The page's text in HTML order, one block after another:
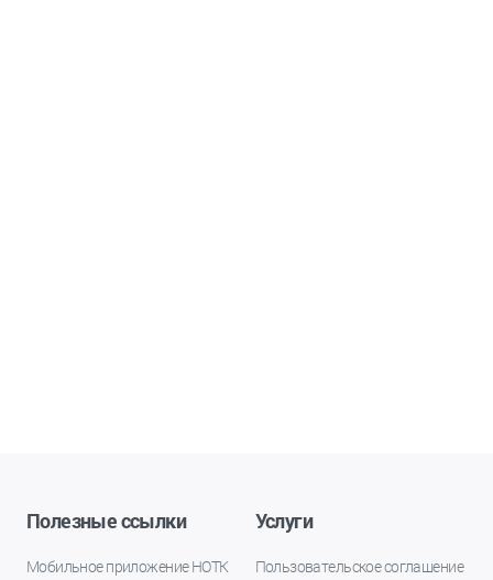
Полезные ссылки
Мобильное приложение НОТК
Услуги
Пользовательское соглашение